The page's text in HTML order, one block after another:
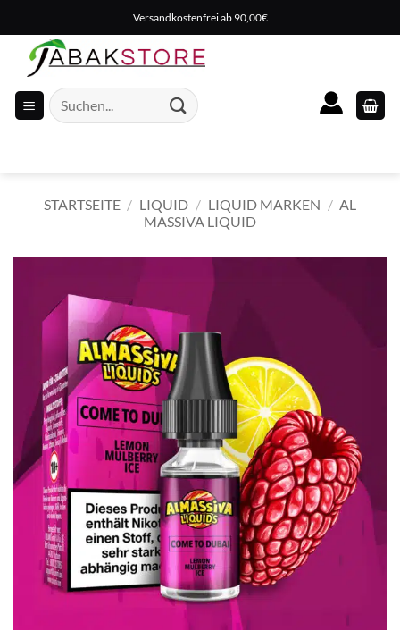
Inhalt
springen
Versandkostenfrei ab 90,00€
Suche
nach:
STARTSEITE / LIQUID / LIQUID MARKEN / AL
MASSIVA LIQUID